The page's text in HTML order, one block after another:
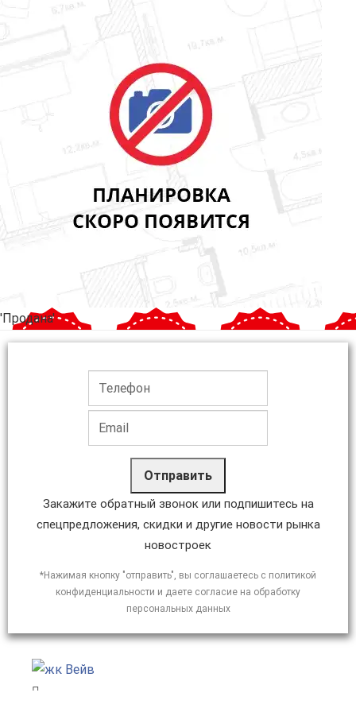
'Продана'
Отправить
Закажите обратный звонок или подпишитесь на
спецпредложения, скидки и другие новости рынка
новостроек
*Нажимая кнопку "отправить", вы соглашаетесь с политикой
конфиденциальности и даете согласие на обработку
персональных данных